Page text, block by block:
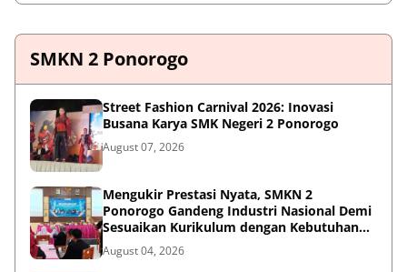
SMKN 2 Ponorogo
Street Fashion Carnival 2026: Inovasi
Busana Karya SMK Negeri 2 Ponorogo
August 07, 2026
Mengukir Prestasi Nyata, SMKN 2
Ponorogo Gandeng Industri Nasional Demi
Sesuaikan Kurikulum dengan Kebutuhan
Dunia Kerja
August 04, 2026